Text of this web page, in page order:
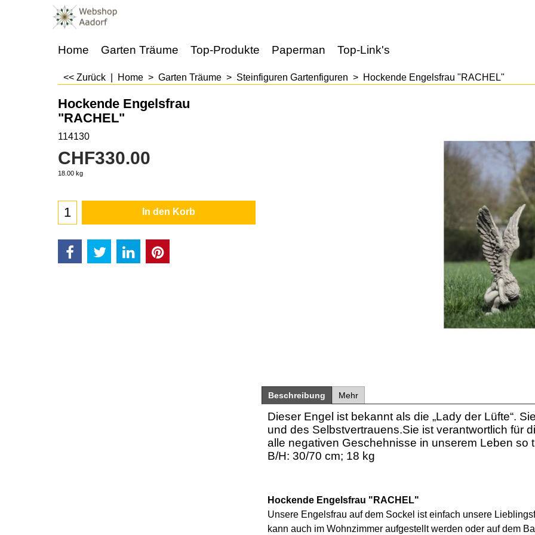
Home Garten Träume Top-Produkte Paperman Top-Link's
<< Zurück Home > Garten Träume > Steinfiguren Gartenfiguren > Hockende Engelsfrau "RACHEL"
Hockende Engelsfrau
"RACHEL"
114130
CHF330.00
18.00 kg
In den Korb
Beschreibung Mehr
Dieser Engel ist bekannt als die „Lady der Lüfte“.
und des Selbstvertrauens.Sie ist verantwortlich für
alle negativen Geschehnisse in unserem Leben so
B/H: 30/70 cm; 18 kg
Hockende Engelsfrau "RACHEL"
Unsere Engelsfrau auf dem Sockel ist einfach unsere
kann auch im Wohnzimmer aufgestellt werden oder auf dem